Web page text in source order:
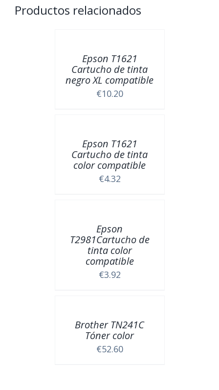
Productos relacionados
Epson T1621
Cartucho de tinta
negro XL compatible
€10.20
Epson T1621
Cartucho de tinta
color compatible
€4.32
Epson
T2981Cartucho de
tinta color
compatible
€3.92
Brother TN241C
Tóner color
€52.60